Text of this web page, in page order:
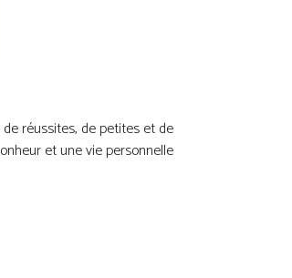
réussites, de petites et de
et une vie personnelle